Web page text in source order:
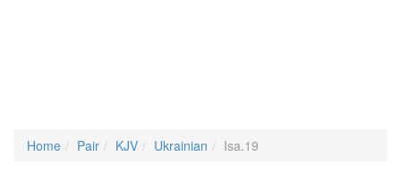
Home Pair KJV Ukrainian Isa.19